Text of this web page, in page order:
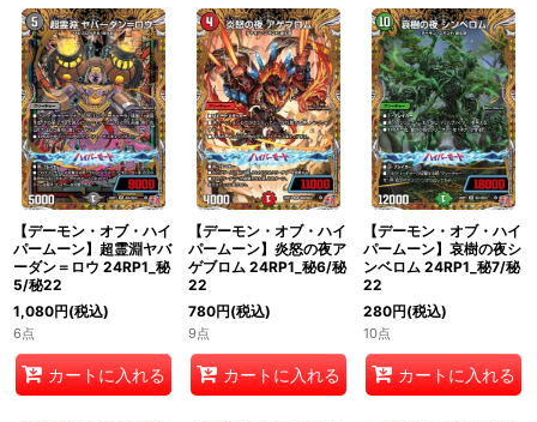
【デーモン・オブ・ハイ
パームーン】超霊淵ヤバ
ーダン＝ロウ 24RP1_秘
5/秘22
1,080円(税込)
6点
カートに入れる
【デーモン・オブ・ハイ
パームーン】炎怒の夜ア
ゲブロム 24RP1_秘6/秘
22
780円(税込)
9点
カートに入れる
【デーモン・オブ・ハイ
パームーン】哀樹の夜シ
ンベロム 24RP1_秘7/秘
22
280円(税込)
10点
カートに入れる